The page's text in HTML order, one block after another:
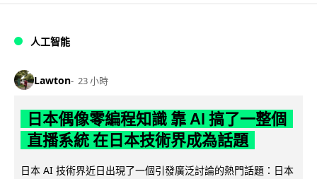
人工智能
Lawton 23 小時
日本偶像零編程知識 靠 AI 搞了一整個
直播系統 在日本技術界成為話題
日本 AI 技術界近日出現了一個引發廣泛討論的熱門話題：日本